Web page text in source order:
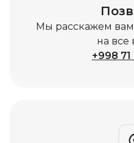
Мы расскажем вам
на все
+998 71